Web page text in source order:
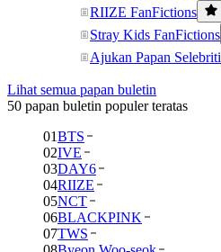
RIIZE FanFictions
Stray Kids FanFictions
Ajukan Papan Selebriti
Lihat semua papan buletin
50 papan buletin populer teratas
01BTS
02IVE
03DAY6
04RIIZE
05NCT
06BLACKPINK
07TWS